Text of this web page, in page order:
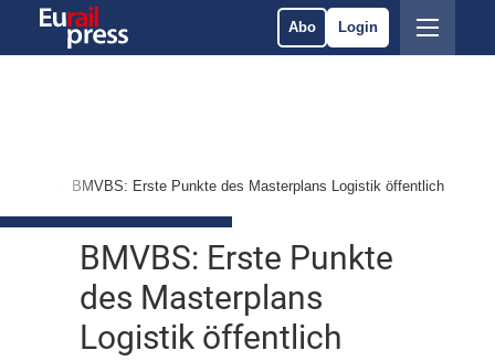
Abo Login
BMVBS: Erste Punkte des Masterplans Logistik öffentlich
BMVBS: Erste Punkte
des Masterplans
Logistik öffentlich